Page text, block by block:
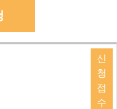
신
청
접
수